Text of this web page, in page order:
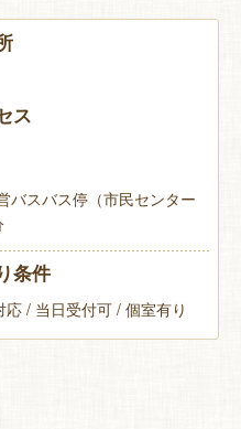
ス
スバス停（市民センター
条件
/ 当日受付可 / 個室有り